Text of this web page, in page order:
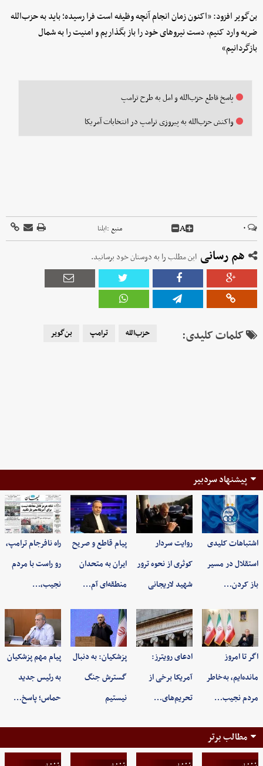
بن‌گویر افزود: «اکنون زمان انجام آنچه وظیفه است فرا رسیده؛ باید به حزب‌الله
ضربه وارد کنیم، دست نیروهای خود را باز بگذاریم و امنیت را به شمال
بازگردانیم»
پاسخ قاطع حزب‌الله و امل به طرح ترامپ
واکنش حزب‌الله به پیروزی ترامپ در انتخابات آمریکا
۰ A منبع :ایلنا
هم رسانی این مطلب را به دوستان خود برسانید.
کلمات کلیدی: حزب‌الله ترامپ بن‌گویر
پیشنهاد سردبیر
اشتباهات کلیدی
استقلال در مسیر
باز کردن…
روایت سردار
کوثری از نحوه ترور
شهید لاریجانی
پیام قاطع و صریح
ایران به متحدان
منطقه‌ای آم…
راه نافرجام ترامپ،
رو راست با مردم
نجیب،…
اگر تا امروز
مانده‌ایم، به‌خاطر
مردم نجیب…
ادعای رویترز:
آمریکا برخی از
تحریم‌های…
پزشکیان: به‌ دنبال
گسترش جنگ
نیستیم
پیام مهم پزشکیان
به رئیس جدید
حماس؛ پاسخ…
مطالب برتر